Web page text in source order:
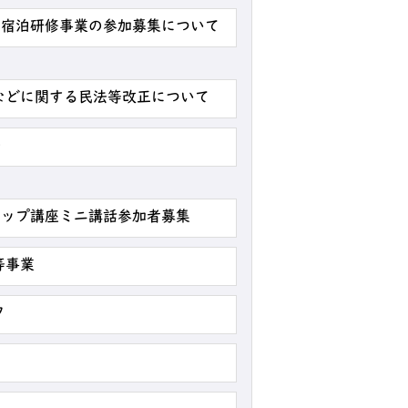
泊研修事業の参加募集について
に関する民法等改正について
プ講座ミニ講話参加者募集
事業